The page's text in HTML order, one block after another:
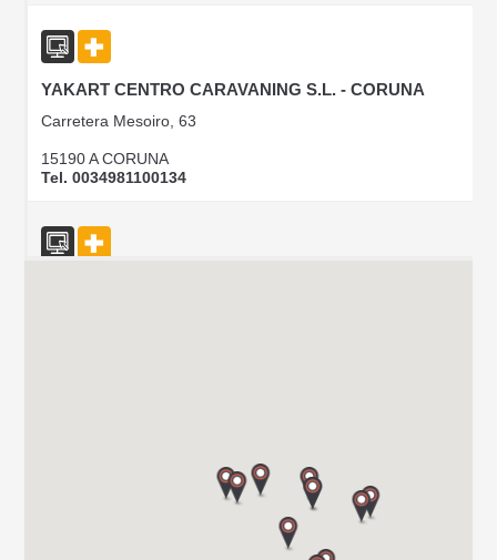
YAKART CENTRO CARAVANING S.L. - CORUNA
Carretera Mesoiro, 63
15190 A CORUNA
Tel. 0034981100134
CARAVANAS EVASION S.L.